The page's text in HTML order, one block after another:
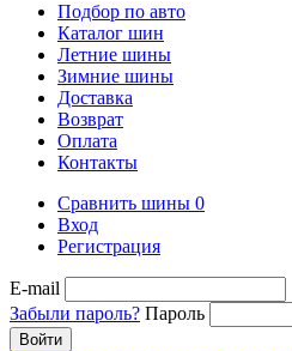
Подбор по авто
Каталог шин
Летние шины
Зимние шины
Доставка
Возврат
Оплата
Контакты
Сравнить шины 0
Вход
Регистрация
E-mail
Забыли пароль? Пароль
Войти